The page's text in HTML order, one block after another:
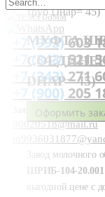
+7 (993)603
+7 (343)521
+7 (343)271
+7 (900) 205
Заявки:
90020518@mail.ru
МУФТА
DНАР= 45)
Оформить
Завод
ШРИБ-104-
выгодной цене с